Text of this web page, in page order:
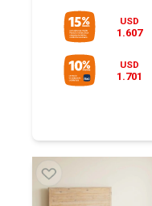
USD
1.607
USD
1.701